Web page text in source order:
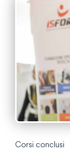
Corsi conclusi